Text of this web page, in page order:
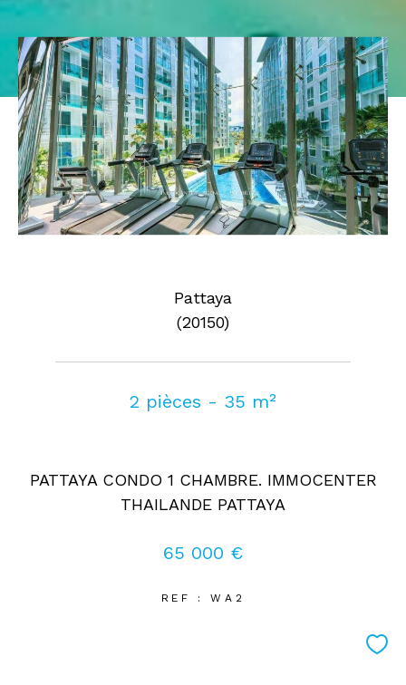
Pattaya
(20150)
2 pièces - 35 m²
PATTAYA CONDO 1 CHAMBRE. IMMOCENTER
THAILANDE PATTAYA
65 000 €
REF : WA2
Pièces
0 1 2 3 4 5
Où
Où
Surface
FILTRER PAR